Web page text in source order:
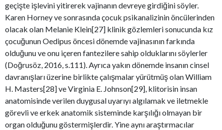
geçişte işlevini yitirerek vajinanın devreye girdiğini söyler.
Karen Horney ve sonrasında çocuk psikanalizinin öncülerinden
olacak olan Melanie Klein[27] klinik gözlemleri sonucunda kız
çocuğunun Oedipus öncesi dönemde vajinasının farkında
olduğunu ve onu içeren fantezilere sahip olduklarını söylerler
(Doğrusöz, 2016, s.111). Ayrıca yakın dönemde insanın cinsel
davranışları üzerine birlikte çalışmalar yürütmüş olan William
H. Masters[28] ve Virginia E. Johnson[29], klitorisin insan
anatomisinde verilen duygusal uyarıyı algılamak ve iletmekle
görevli ve erkek anatomik sisteminde karşılığı olmayan bir
organ olduğunu göstermişlerdir. Yine aynı araştırmacılar